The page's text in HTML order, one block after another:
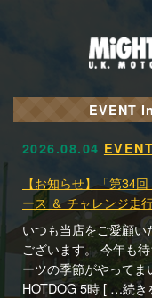
EVENT
2026.08.04 EVENT
【お知らせ】「第34
ース ＆ チャレンジ走
いつも当店をご愛顧
ございます。 今年も
ーツの季節がやって
HOTDOG 5時 [ …続き